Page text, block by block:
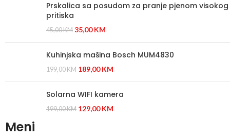
Prskalica sa posudom za pranje pjenom visokog
pritiska
45,00KM 35,00KM
Kuhinjska mašina Bosch MUM4830
199,00KM 189,00KM
Solarna WIFI kamera
199,00KM 129,00KM
Meni